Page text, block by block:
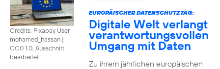
Credits: Pixabay User
mohamed_hassan |
CC0 1.0, Ausschnitt
bearbeitet
EUROPÄISCHER DATENSCHUTZTAG:
Digitale Welt verlangt
verantwortungsvollen
Umgang mit Daten
Zu ihrem jährlichen europäischen